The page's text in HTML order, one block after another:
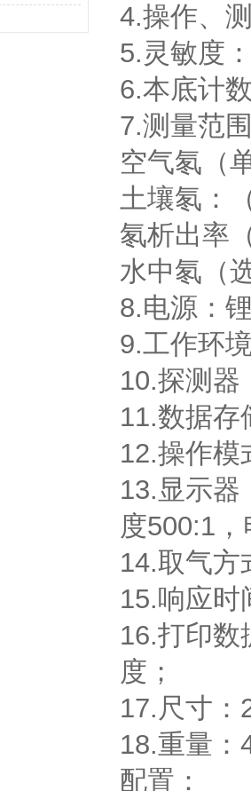
4.操作、
5.灵敏度
6.本底计
7.测量范
空气氡（
土壤氡：
氡析出率
水中氡（
8.电源：
9.工作环
10.探测器
11.数据存
12.操作模
13.显示器
度500:1
14.取气方
15.响应时
16.打印数
度；
17.尺寸：
18.重量：
配置：